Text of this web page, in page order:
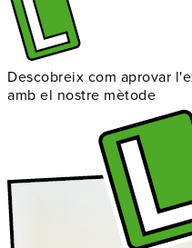
Descobreix com aprovar
amb el nostre mètode